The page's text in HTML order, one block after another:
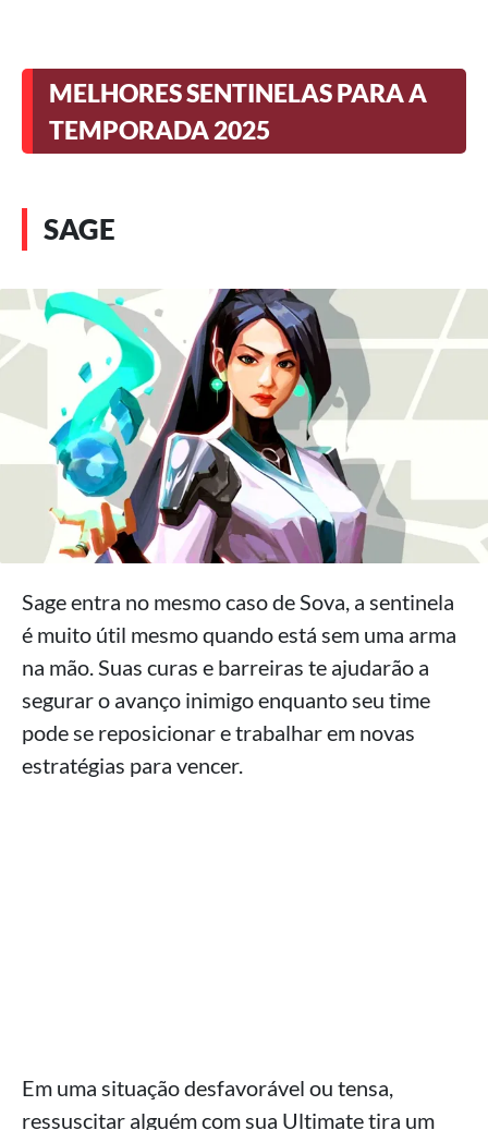
MELHORES SENTINELAS PARA A
TEMPORADA 2025
SAGE
Sage entra no mesmo caso de Sova, a sentinela
é muito útil mesmo quando está sem uma arma
na mão. Suas curas e barreiras te ajudarão a
segurar o avanço inimigo enquanto seu time
pode se reposicionar e trabalhar em novas
estratégias para vencer.
Em uma situação desfavorável ou tensa,
ressuscitar alguém com sua Ultimate tira um